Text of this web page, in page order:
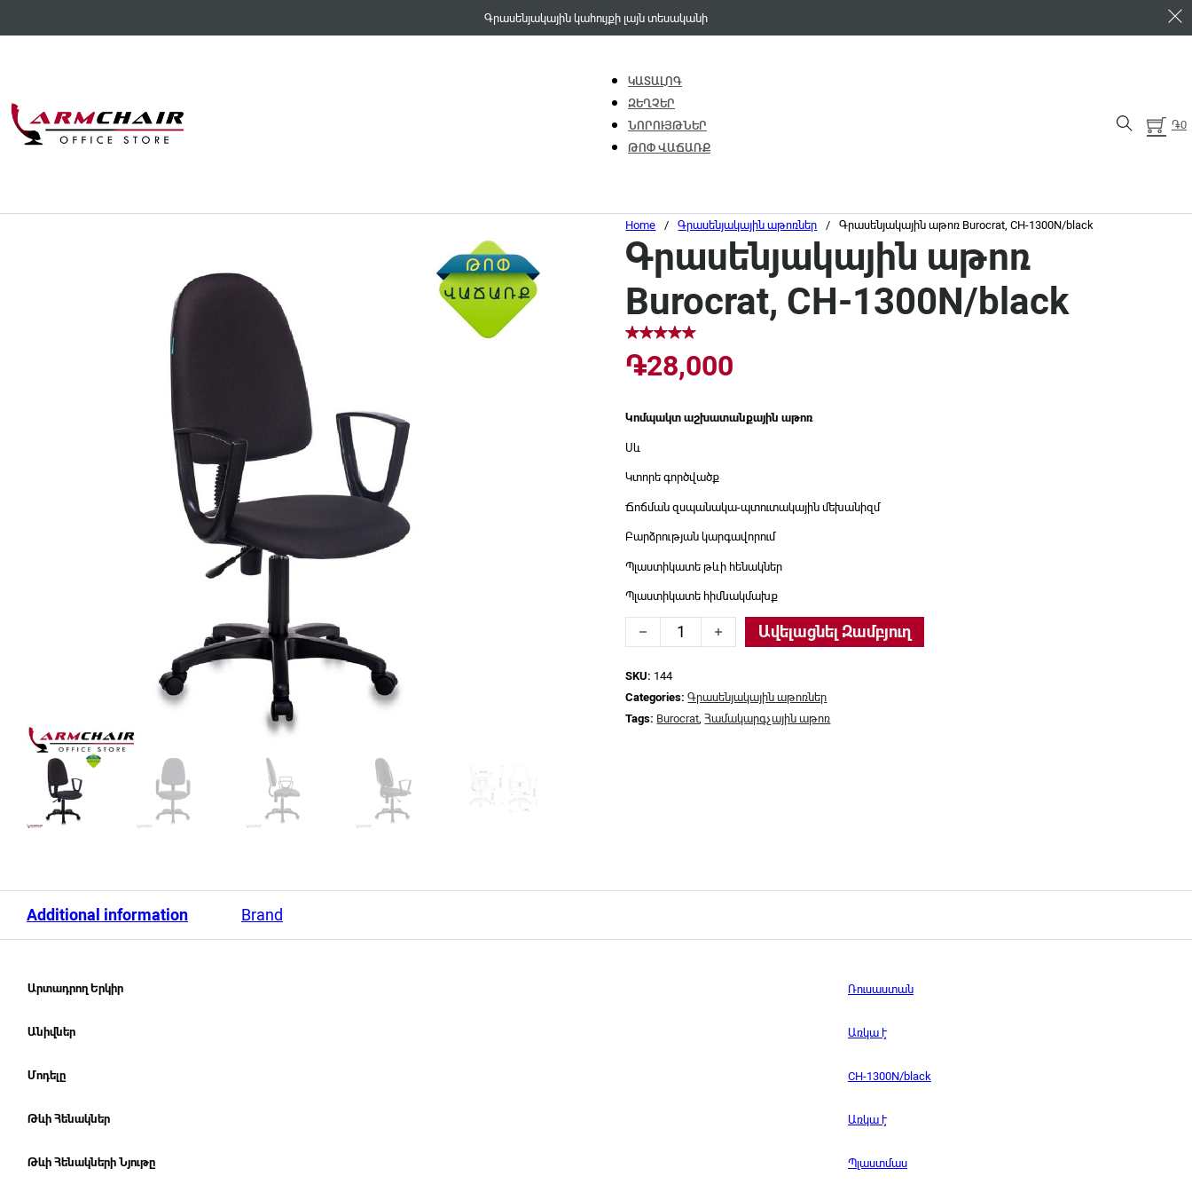
Գրասենյակային կահույքի լայն տեսականի
ԿԱՏԱԼՈԳ
ԶԵՂՉԵՐ
ՆՈՐՈՒՅԹՆԵՐ
ԹՈՓ ՎԱՃԱՌՔ
֏0
Home / Գրասենյակային աթոռներ / Գրասենյակային աթոռ Burocrat, CH-1300N/black
Գրասենյակային աթոռ
Burocrat, CH-1300N/black
֏28,000
Կոմպակտ աշխատանքային աթոռ
Սև
Կտորե գործվածք
Ճոճման զսպանակա-պտուտակային մեխանիզմ
Բարձրության կարգավորում
Պլաստիկատե թևի հենակներ
Պլաստիկատե հիմնակմախք
Գրասենյակային աթոռ Burocrat, CH-1300N/black quantity
Ավելացնել Զամբյուղ
SKU: 144
Categories:Գրասենյակային աթոռներ
Tags: Burocrat ,Համակարգչային աթոռ
Additional information Brand
Արտադրող Երկիր Ռուսաստան
Անիվներ Առկա է
Մոդելը CH-1300N/black
Թևի Հենակներ Առկա է
Թևի Հենակների Նյութը Պլաստմաս